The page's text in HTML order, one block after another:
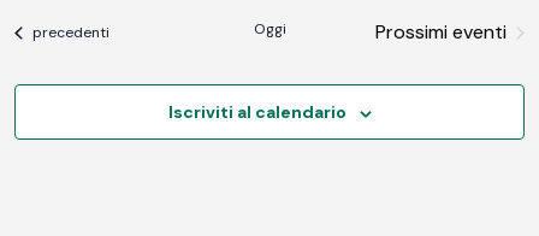
DATA.
Eventi
precedenti Oggi Prossimi eventi
Iscriviti al calendario